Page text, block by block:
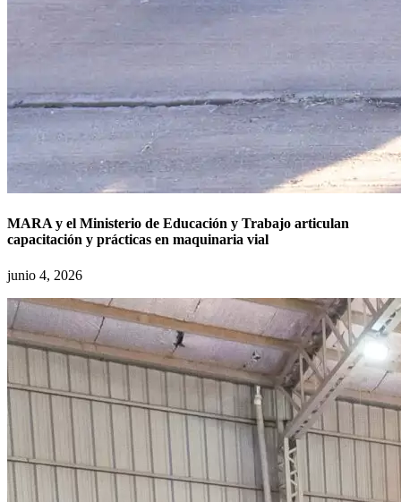
MARA y el Ministerio de Educación y Trabajo articulan
capacitación y prácticas en maquinaria vial
junio 4, 2026